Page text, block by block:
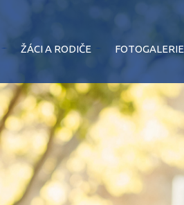
ŽÁCI A RODIČE FOTOGALERIE